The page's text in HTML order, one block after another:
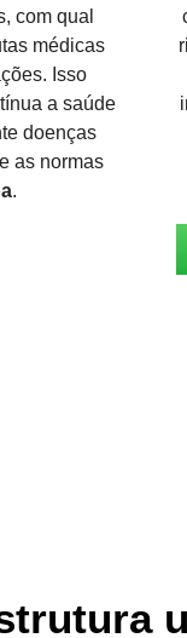
com qual
médicas
Isso
a saúde
doenças
as normas
.